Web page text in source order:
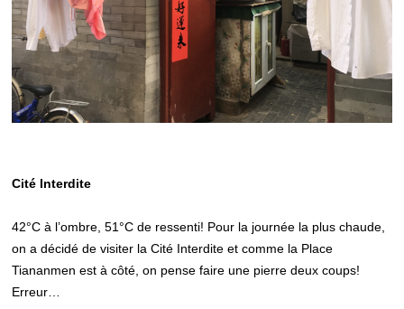
Cité Interdite
42°C à l’ombre, 51°C de ressenti! Pour la journée la plus chaude,
on a décidé de visiter la Cité Interdite et comme la Place
Tiananmen est à côté, on pense faire une pierre deux coups!
Erreur…